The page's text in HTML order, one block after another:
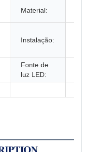
Material:
Instalação:
Fonte de
luz LED: